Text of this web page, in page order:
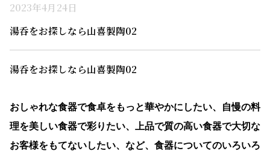
2023年4月24日
湯呑をお探しなら山喜製陶02
湯呑をお探しなら山喜製陶02
おしゃれな食器で食卓をもっと華やかにしたい、自慢の料
理を美しい食器で彩りたい、上品で質の高い食器で大切な
お客様をもてないしたい、など、食器についてのいろいろ